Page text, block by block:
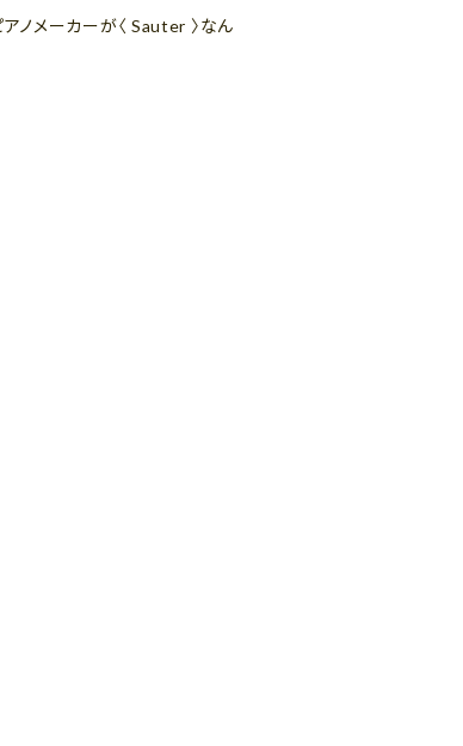
ノメーカーが〈 Sauter 〉なん